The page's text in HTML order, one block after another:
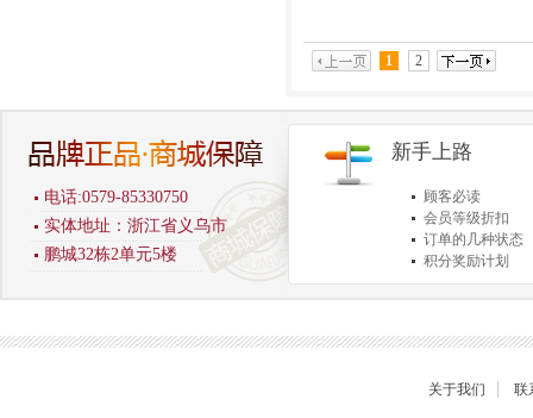
1 2
电话:0579-85330750
实体地址：浙江省义乌市
鹏城32栋2单元5楼
新手上路
顾客必读
会员等级折扣
订单的几种状态
积分奖励计划
商品退货保障
关于我们 联